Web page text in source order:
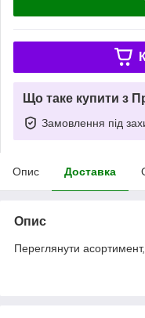
Що таке купити з
Замовлення під
Опис Доставка
Опис
Переглянути